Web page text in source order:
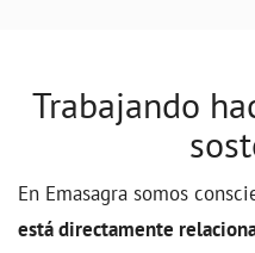
Trabajando
En Emasagra somos
está directamente